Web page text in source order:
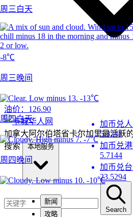
周三白天
-8℃
周三晚间
-13℃
周四白天
-7℃
周四晚间
-10℃
加币兑
5.3248
加币兑
5.7144
加币兑
23.5294
油价： 126.90
加拿大阿尔伯塔省卡尔加里最活跃
搜索
新闻
攻略
Search